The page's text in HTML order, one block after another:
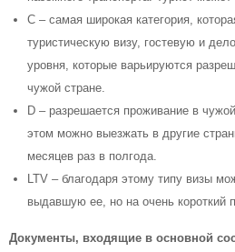
С – самая широкая категория,
туристическую визу, гостевую и
уровня, которые варьируются
чужой стране.
D – разрешается проживание в
этом можно выезжать в другие
месяцев раз в полгода.
LTV – благодаря этому типу визы
выдавшую ее, но на очень короткий
Документы, входящие в основной